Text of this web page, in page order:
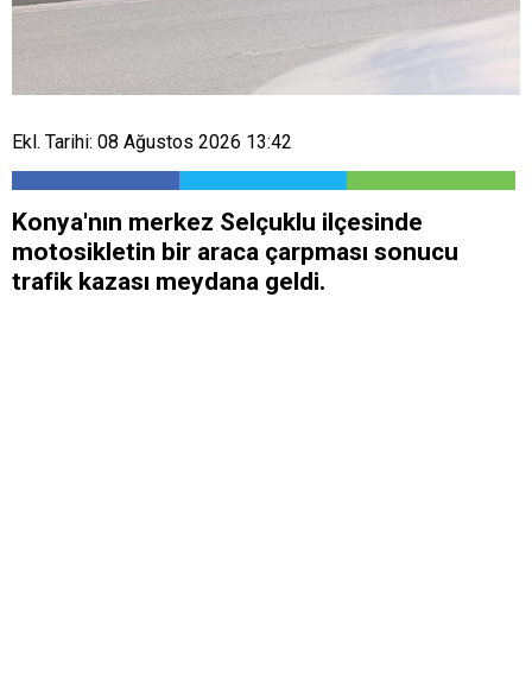
Ekl. Tarihi: 08 Ağustos 2026 13:42
Konya'nın merkez Selçuklu ilçesinde
motosikletin bir araca çarpması sonucu
trafik kazası meydana geldi.